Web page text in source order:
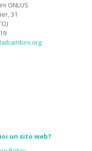
ONLUS
31
un sito web?